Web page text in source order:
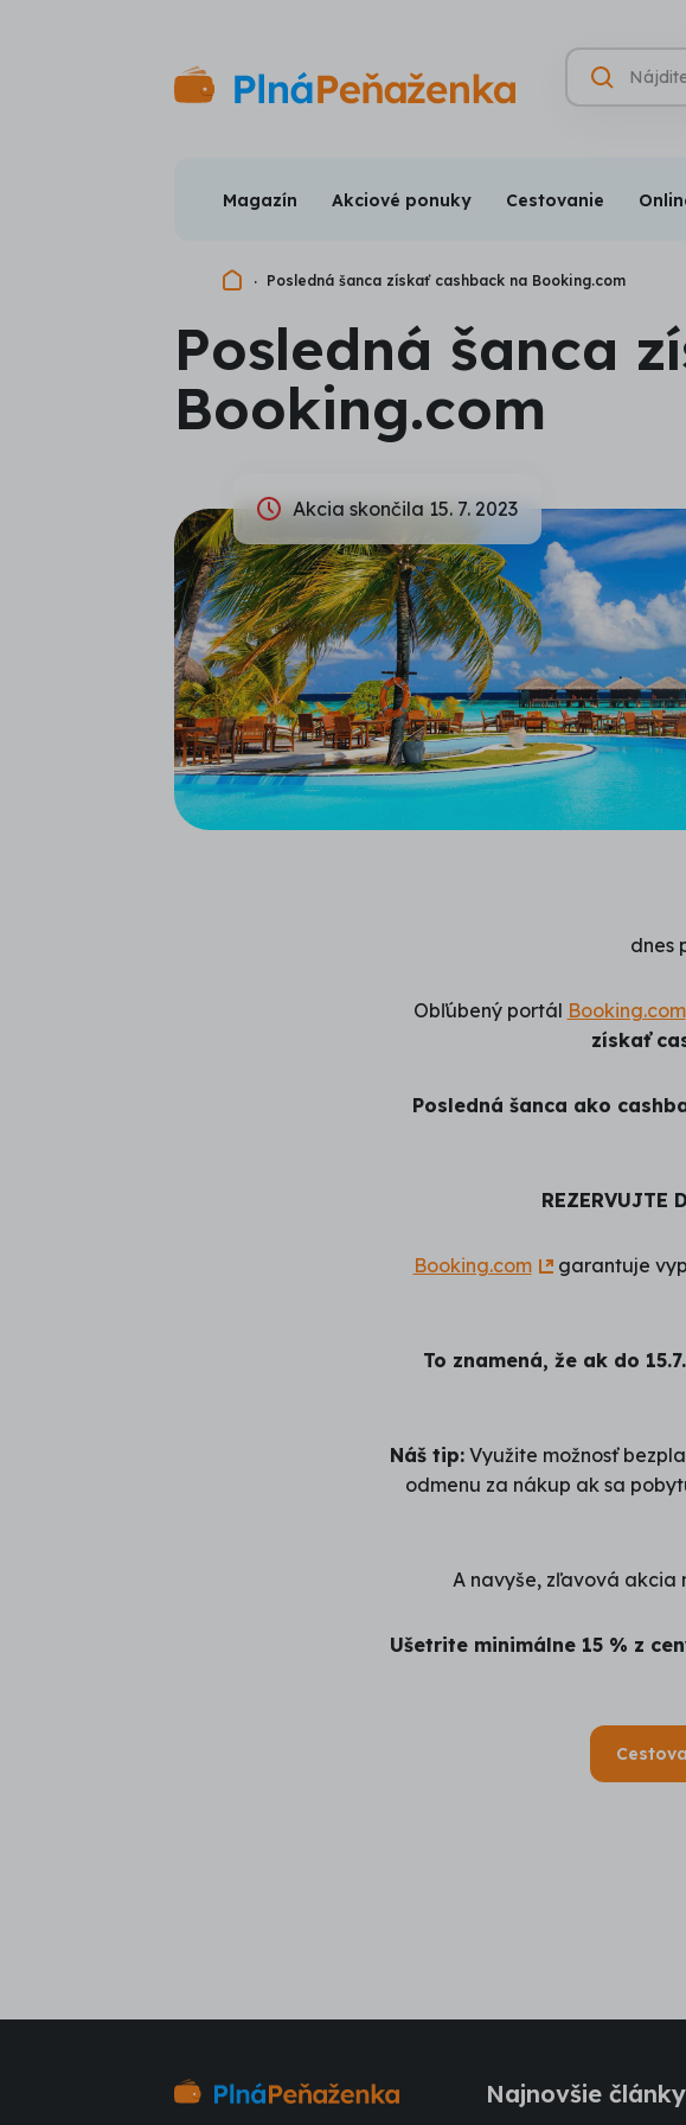
Magazín Akciové ponuky Cestovanie
Domovská stránka
Posledná šanca získať cashback na Booking.com
Posledná šanca
Booking.com
Akcia skončila 15. 7. 2023
dnes
Obľúbený portál Booking.com
získať
Posledná šanca ako
REZERVUJTE
Booking.com
garantuje
To znamená, že ak do
Náš tip: Využite možnosť
odmenu za nákup ak sa
A navyše, zľavová akcia
Ušetrite minimálne 15 % z
Najnovšie články